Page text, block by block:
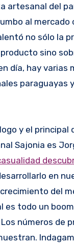
artesanal del
al mercado
no sólo la
sino
día, hay varias
paraguayas
y el principal
Sajonia es
en
del
es todo un
números de